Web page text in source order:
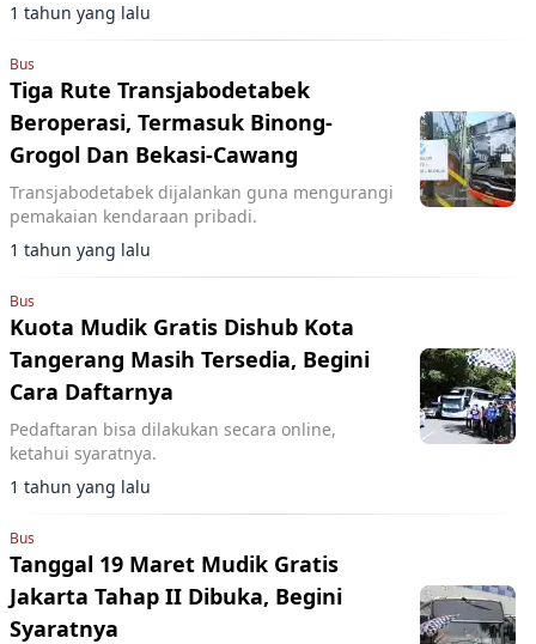
1 tahun yang lalu
Bus
Tiga Rute Transjabodetabek
Beroperasi, Termasuk Binong-
Grogol Dan Bekasi-Cawang
Transjabodetabek dijalankan guna mengurangi
pemakaian kendaraan pribadi.
1 tahun yang lalu
Bus
Kuota Mudik Gratis Dishub Kota
Tangerang Masih Tersedia, Begini
Cara Daftarnya
Pedaftaran bisa dilakukan secara online,
ketahui syaratnya.
1 tahun yang lalu
Bus
Tanggal 19 Maret Mudik Gratis
Jakarta Tahap II Dibuka, Begini
Syaratnya